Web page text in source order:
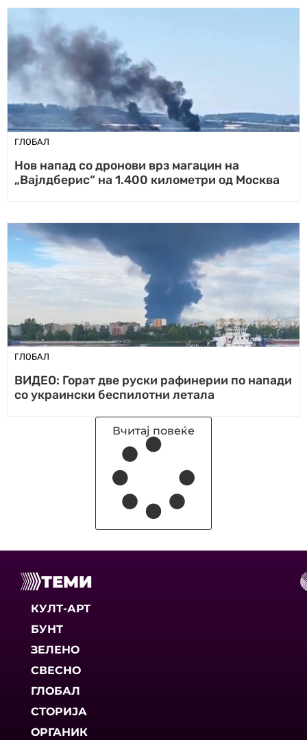
ГЛОБАЛ
Нов напад со дронови врз магацин на
„Вајлдберис“ на 1.400 километри од Москва
ГЛОБАЛ
ВИДЕО: Горат две руски рафинерии по напади
со украински беспилотни летала
Вчитај повеќе
ТЕМИ
КУЛТ-АРТ
БУНТ
ЗЕЛЕНО
СВЕСНО
ГЛОБАЛ
СТОРИЈА
ОРГАНИК